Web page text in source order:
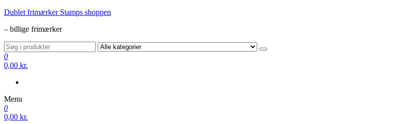
Videre
indhold
Dublet frimærker Stamps shoppen
– billige frimærker
0
0,00 kr.
Menu
0
0,00 kr.